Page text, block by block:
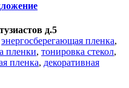
д.5
энергосберегающая пленка,
пленки, тонировка стекол,
пленка, декоративная